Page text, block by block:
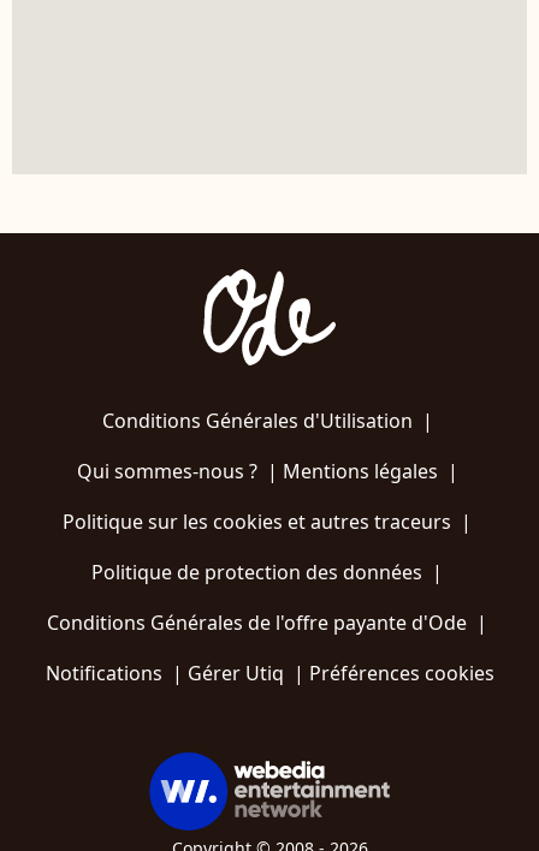
Conditions Générales d'Utilisation |
Qui sommes-nous ?| Mentions légales |
Politique sur les cookies et autres traceurs |
Politique de protection des données |
Conditions Générales de l'offre payante d'Ode |
Notifications | Gérer Utiq | Préférences cookies